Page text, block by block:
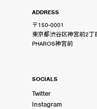
ADDRESS
〒150-0001
東京都渋谷区神宮前2丁
PHAROS神宮前
SOCIALS
Twitter
Instagram